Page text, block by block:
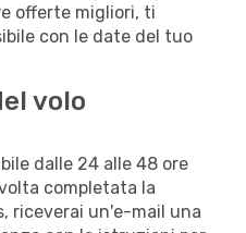
offerte migliori, ti
con le date del tuo
volo
dalle 24 alle 48 ore
completata la
riceverai un'e-mail una